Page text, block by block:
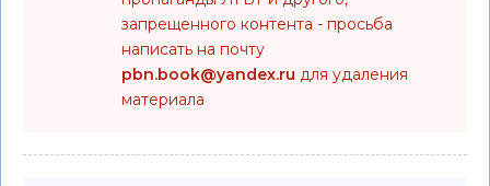
запрещенного контента - просьба
написать на почту
pbn.book@yandex.ru для удаления
материала